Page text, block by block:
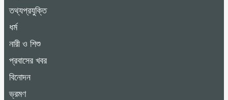
তথ্যপ্রযুক্তি
ধর্ম
নারী ও শিশু
প্রবাসের খবর
বিনোদন
ভ্রমণ